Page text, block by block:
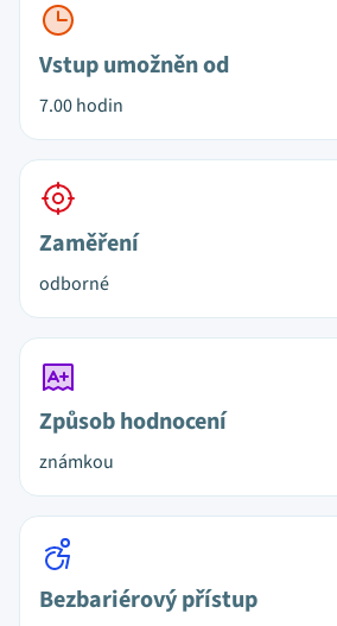
Vstup umožněn od
7.00 hodin
Zaměření
odborné
Způsob hodnocení
známkou
Bezbariérový přístup